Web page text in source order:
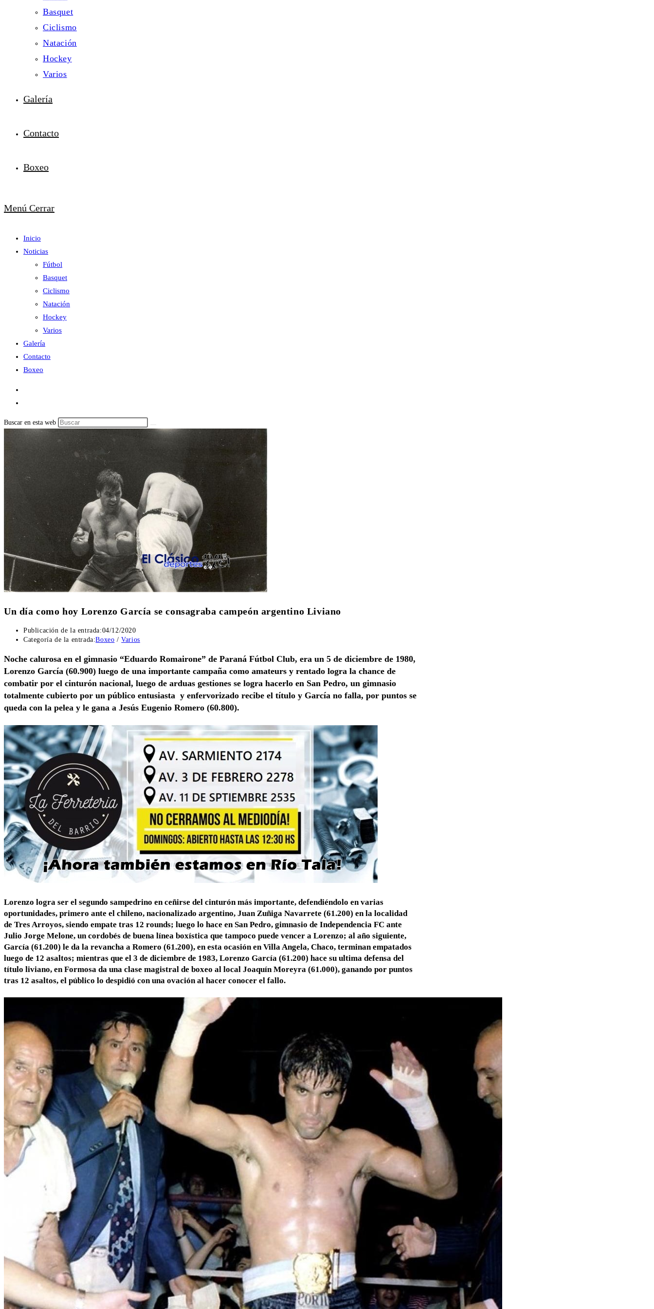
Basquet
Ciclismo
Natación
Hockey
Varios
Galería
Contacto
Boxeo
Menú Cerrar
Inicio
Noticias
Fútbol
Basquet
Ciclismo
Natación
Hockey
Varios
Galería
Contacto
Boxeo
Buscar en esta web
Un día como hoy Lorenzo García se consagraba campeón argentino Liviano
Publicación de la entrada:04/12/2020
Categoría de la entrada:Boxeo / Varios
Noche calurosa en el gimnasio “Eduardo Romairone” de Paraná Fútbol Club, era un 5 de diciembre de 1980,
Lorenzo García (60.900) luego de una importante campaña como amateurs y rentado logra la chance de
combatir por el cinturón nacional, luego de arduas gestiones se logra hacerlo en San Pedro, un gimnasio
totalmente cubierto por un público entusiasta y enfervorizado recibe el título y García no falla, por puntos se
queda con la pelea y le gana a Jesús Eugenio Romero (60.800).
Lorenzo logra ser el segundo sampedrino en ceñirse del cinturón más importante, defendiéndolo en varias
oportunidades, primero ante el chileno, nacionalizado argentino, Juan Zuñiga Navarrete (61.200) en la localidad
de Tres Arroyos, siendo empate tras 12 rounds; luego lo hace en San Pedro, gimnasio de Independencia FC ante
Julio Jorge Melone, un cordobés de buena línea boxística que tampoco puede vencer a Lorenzo; al año siguiente,
García (61.200) le da la revancha a Romero (61.200), en esta ocasión en Villa Angela, Chaco, terminan empatados
luego de 12 asaltos; mientras que el 3 de diciembre de 1983, Lorenzo García (61.200) hace su ultima defensa del
título liviano, en Formosa da una clase magistral de boxeo al local Joaquín Moreyra (61.000), ganando por puntos
tras 12 asaltos, el público lo despidió con una ovación al hacer conocer el fallo.